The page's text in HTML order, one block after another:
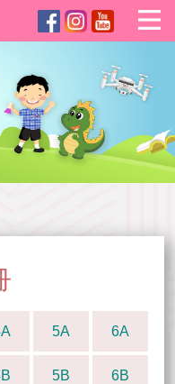
5A 6A
5B 6B